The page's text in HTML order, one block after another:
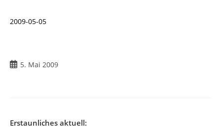
2009-05-05
Beitrag5. Mai 2009
Erstaunliches aktuell: